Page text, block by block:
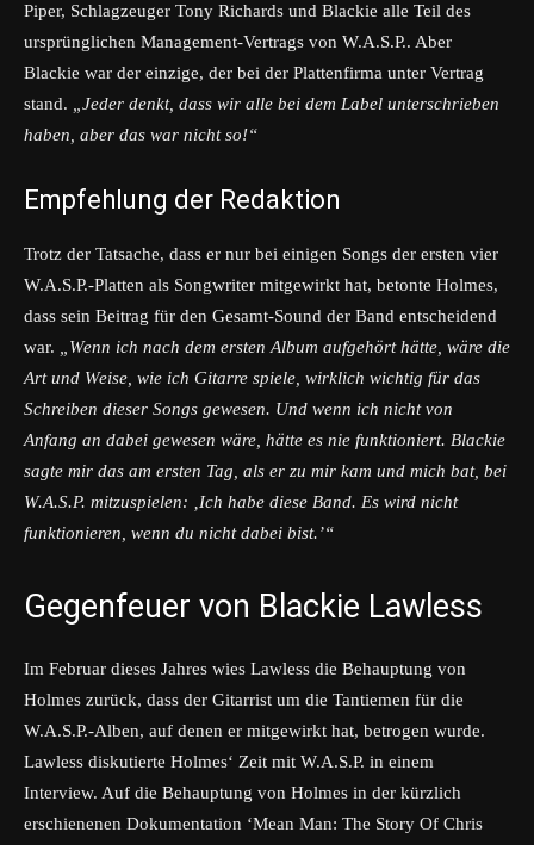
Piper, Schlagzeuger Tony Richards und Blackie alle Teil des
ursprünglichen Management-Vertrags von W.A.S.P.. Aber
Blackie war der einzige, der bei der Plattenfirma unter Vertrag
stand.
„Jeder denkt, dass wir alle bei dem Label unterschrieben
haben, aber das war nicht so!“
Empfehlung der Redaktion
Trotz der Tatsache, dass er nur bei einigen Songs der ersten vier
W.A.S.P.-Platten als Songwriter mitgewirkt hat, betonte Holmes,
dass sein Beitrag für den Gesamt-Sound der Band entscheidend
war.
„Wenn ich nach dem ersten Album aufgehört hätte, wäre die
Art und Weise, wie ich Gitarre spiele, wirklich wichtig für das
Schreiben dieser Songs gewesen. Und wenn ich nicht von
Anfang an dabei gewesen wäre, hätte es nie funktioniert. Blackie
sagte mir das am ersten Tag, als er zu mir kam und mich bat, bei
W.A.S.P. mitzuspielen: ‚Ich habe diese Band. Es wird nicht
funktionieren, wenn du nicht dabei bist.’“
Gegenfeuer von Blackie Lawless
Im Februar dieses Jahres wies Lawless die Behauptung von
Holmes zurück, dass der Gitarrist um die Tantiemen für die
W.A.S.P.-Alben, auf denen er mitgewirkt hat, betrogen wurde.
Lawless diskutierte Holmes‘ Zeit mit W.A.S.P. in einem
Interview. Auf die Behauptung von Holmes in der kürzlich
erschienenen Dokumentation ‘Mean Man: The Story Of Chris